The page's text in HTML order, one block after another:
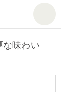
な味わい